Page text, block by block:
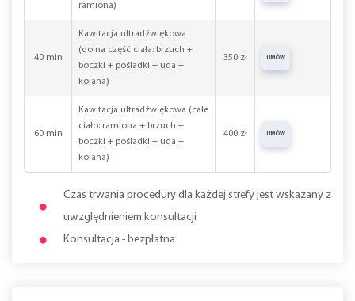
ramiona)
40 min
Kawitacja ultradźwiękowa
(dolna część ciała: brzuch +
boczki + pośladki + uda +
kolana)
350 zł UMÓW
60 min
Kawitacja ultradźwiękowa (całe
ciało: ramiona + brzuch +
boczki + pośladki + uda +
kolana)
400 zł UMÓW
Czas trwania procedury dla każdej strefy jest wskazany z
uwzględnieniem konsultacji
Konsultacja - bezpłatna